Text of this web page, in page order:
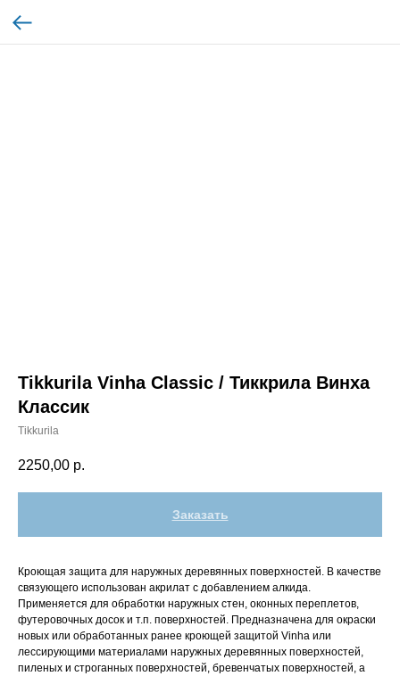
Tikkurila Vinha Classic / Тиккрила Винха
Классик
Tikkurila
2250,00 р.
Заказать
Кроющая защита для наружных деревянных поверхностей. В качестве
связующего использован акрилат с добавлением алкида.
Применяется для обработки наружных стен, оконных переплетов,
футеровочных досок и т.п. поверхностей. Предназначена для окраски
новых или обработанных ранее кроющей защитой Vinha или
лессирующими материалами наружных деревянных поверхностей,
пиленых и строганных поверхностей, бревенчатых поверхностей, а